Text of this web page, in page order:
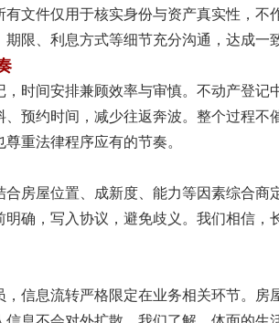
文件仅用于核实身份与资产真实性，不
限、利息方式等细节充分沟通，达成一
，时间安排兼顾效率与审慎。不动产登记
预约时间，减少往返奔波。整个过程不
重法律程序应有的节奏。
房屋位置、成新度、能力等因素综合商
确，写入协议，避免歧义。我们相信，
信息流转严格限定在业务相关环节。房